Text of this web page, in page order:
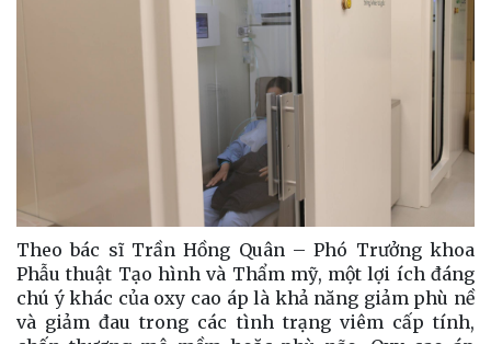
Theo bác sĩ Trần Hồng Quân – Phó Trưởng khoa
Phẫu thuật Tạo hình và Thẩm mỹ, một lợi ích đáng
chú ý khác của oxy cao áp là khả năng giảm phù nề
và giảm đau trong các tình trạng viêm cấp tính,